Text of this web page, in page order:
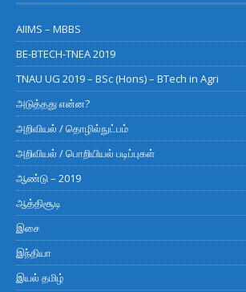
AIIMS – MBBS
BE-BTECH-TNEA 2019
TNAU UG 2019 – BSc (Hons) – BTech in Agri
அடுத்தது என்ன?
அறிவியல் / தொழில்நுட்பம்
அறிவியல் / பொறியியல் படிப்புகள்
ஆண்டு – 2019
ஆத்திசூடி
இசை
இந்தியா
இயல் தமிழ்